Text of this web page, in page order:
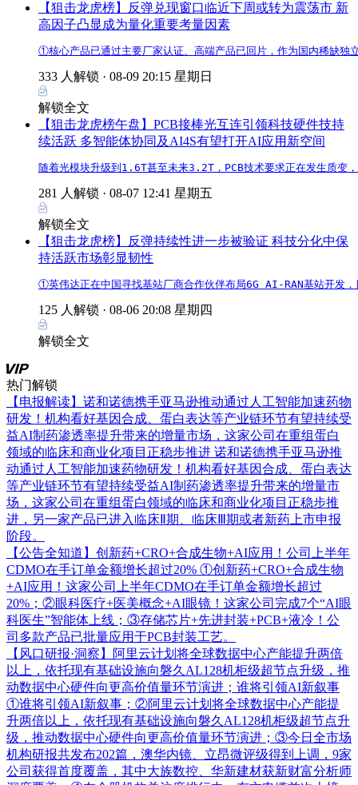
【狙击龙虎榜】反弹兑现窗口临近下周或转为震荡市 新
高因子凸显成为量化重要考量因素
①核心产品已通过主要厂家认证、高端产品已回片，作为国内稀缺
333 人解锁 · 08-09 20:15 星期日
解锁全文
【狙击龙虎榜午盘】PCB接棒光互连引领科技硬件技持
续活跃 多智能体协同及AI4S有望打开AI应用新空间
随着光模块升级到1.6T甚至未来3.2T，PCB技术要求正在发生质变
281 人解锁 · 08-07 12:41 星期五
解锁全文
【狙击龙虎榜】反弹持续性进一步被验证 科技分化中保
持活跃市场彰显韧性
①英伟达正在中国寻找基站厂商合作伙伴布局6G AI-RAN基站开发
125 人解锁 · 08-06 20:08 星期四
解锁全文
热门解锁
【电报解读】诺和诺德携手亚马逊推动通过人工智能加速药物
研发！机构看好基因合成、蛋白表达等产业链环节有望持续受
益AI制药渗透率提升带来的增量市场，这家公司在重组蛋白
领域的临床和商业化项目正稳步推进 诺和诺德携手亚马逊推
动通过人工智能加速药物研发！机构看好基因合成、蛋白表达
等产业链环节有望持续受益AI制药渗透率提升带来的增量市
场，这家公司在重组蛋白领域的临床和商业化项目正稳步推
进，另一家产品已进入临床Ⅱ期、临床Ⅲ期或者新药上市申报
阶段。
【公告全知道】创新药+CRO+合成生物+AI应用！公司上半年
CDMO在手订单金额增长超过20% ①创新药+CRO+合成生物
+AI应用！这家公司上半年CDMO在手订单金额增长超过
20%；②眼科医疗+医美概念+AI眼镜！这家公司完成7个“AI眼
科医生”智能体上线；③存储芯片+先进封装+PCB+液冷！公
司多款产品已批量应用于PCB封装工艺。
【风口研报·洞察】阿里云计划将全球数据中心产能提升两倍
以上，依托现有基础设施向磐久AL128机柜级超节点升级，推
动数据中心硬件向更高价值量环节演进；谁将引领AI新叙事
①谁将引领AI新叙事；②阿里云计划将全球数据中心产能提
升两倍以上，依托现有基础设施向磐久AL128机柜级超节点升
级，推动数据中心硬件向更高价值量环节演进；③今日全市场
机构研报共发布202篇，澳华内镜、立昂微评级得到上调，9家
公司获得首度覆盖，其中大族数控、华新建材获新财富分析师